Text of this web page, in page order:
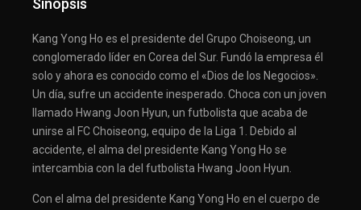
Sinopsis
Kang Yong Ho es el presidente del Grupo Choiseong, un
conglomerado líder en Corea del Sur. Fundó la empresa él
solo y ahora es conocido como el «Dios de los Negocios».
Un día, sufre un accidente inesperado. Choca con un joven
llamado Hwang Joon Hyun, un futbolista que acaba de
unirse al FC Choiseong, equipo de la Liga 1. Debido al
accidente, el alma del presidente Kang Yong Ho se
intercambia con la del futbolista Hwang Joon Hyun.
Con el alma del presidente Kang Yong Ho en el cuerpo de